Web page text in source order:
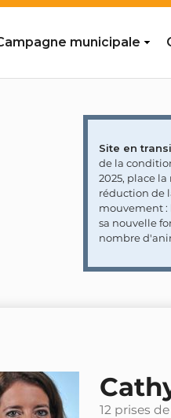
municipale
Site en
de la
2025, place
réduction de
mouvement :
sa nouvelle
nombre
12 prises